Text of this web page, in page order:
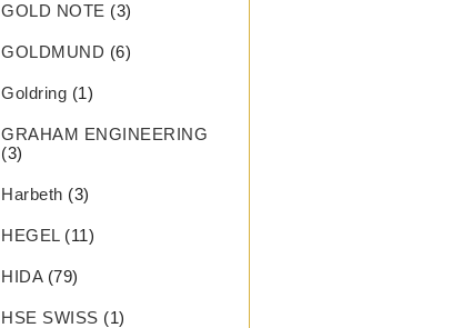
GOLD NOTE (3)
GOLDMUND (6)
Goldring (1)
GRAHAM ENGINEERING
(3)
Harbeth (3)
HEGEL(11)
HIDA(79)
HSE SWISS (1)